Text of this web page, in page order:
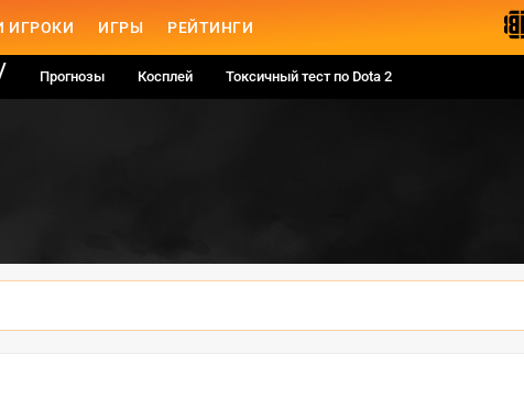
ИГРОКИ ИГРЫ РЕЙТИНГИ
Прогнозы Косплей Токсичный тест по Dota 2